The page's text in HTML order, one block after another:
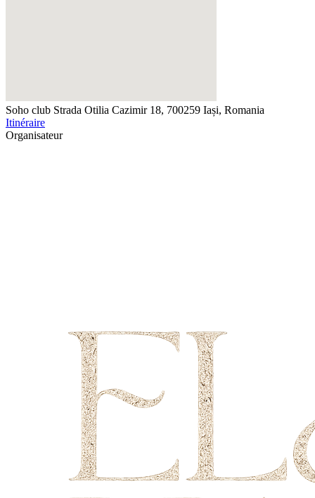
Soho club Strada Otilia Cazimir 18, 700259 Iași, Romania
Itinéraire
Organisateur